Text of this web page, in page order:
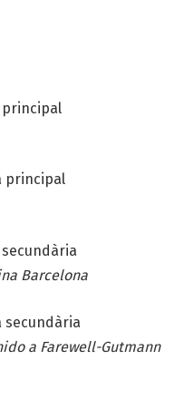
principal
Barcelona
secundària
a Farewell-Gutmann